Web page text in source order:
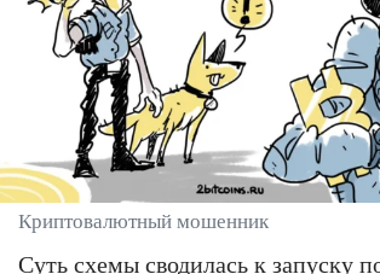
Криптовалютный мошенник
Суть схемы сводилась к запуску